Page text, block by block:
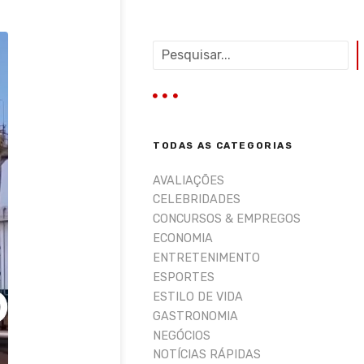
q
s
r
TODAS AS CATEGORIAS
AVALIAÇÕES
CELEBRIDADES
CONCURSOS & EMPREGOS
ECONOMIA
ENTRETENIMENTO
ESPORTES
ESTILO DE VIDA
GASTRONOMIA
NEGÓCIOS
NOTÍCIAS RÁPIDAS